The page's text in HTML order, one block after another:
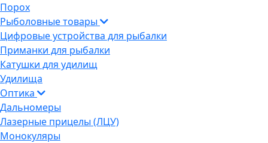
Порох
Рыболовные товары
Цифровые устройства для рыбалки
Приманки для рыбалки
Катушки для удилищ
Удилища
Оптика
Дальномеры
Лазерные прицелы (ЛЦУ)
Монокуляры